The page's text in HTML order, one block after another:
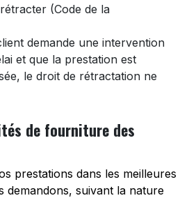
(Code de la
demande une intervention
et que la prestation est
le droit de rétractation ne
de fourniture des
prestations dans les meilleures
demandons, suivant la nature